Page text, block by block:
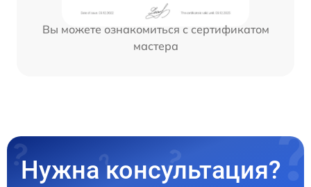
Вы можете ознакомиться с сертификатом
мастера
Нужна консультация?